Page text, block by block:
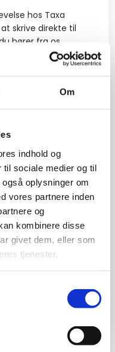
Om
indhold og
til sociale medier og til
oplysninger om
vores partnere inden
og
kombinere disse
givet dem, eller som
tjenester.
hos Taxa
skrive direkte til
hører fra os.